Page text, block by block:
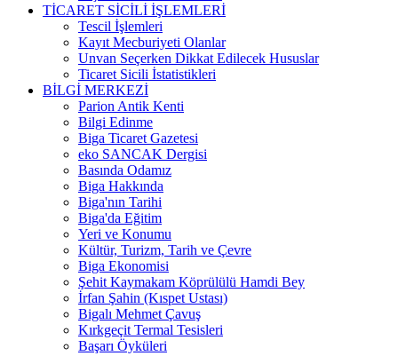
TİCARET SİCİLİ İŞLEMLERİ
Tescil İşlemleri
Kayıt Mecburiyeti Olanlar
Unvan Seçerken Dikkat Edilecek Hususlar
Ticaret Sicili İstatistikleri
BİLGİ MERKEZİ
Parion Antik Kenti
Bilgi Edinme
Biga Ticaret Gazetesi
eko SANCAK Dergisi
Basında Odamız
Biga Hakkında
Biga'nın Tarihi
Biga'da Eğitim
Yeri ve Konumu
Kültür, Turizm, Tarih ve Çevre
Biga Ekonomisi
Şehit Kaymakam Köprülülü Hamdi Bey
İrfan Şahin (Kıspet Ustası)
Bigalı Mehmet Çavuş
Kırkgeçit Termal Tesisleri
Başarı Öyküleri